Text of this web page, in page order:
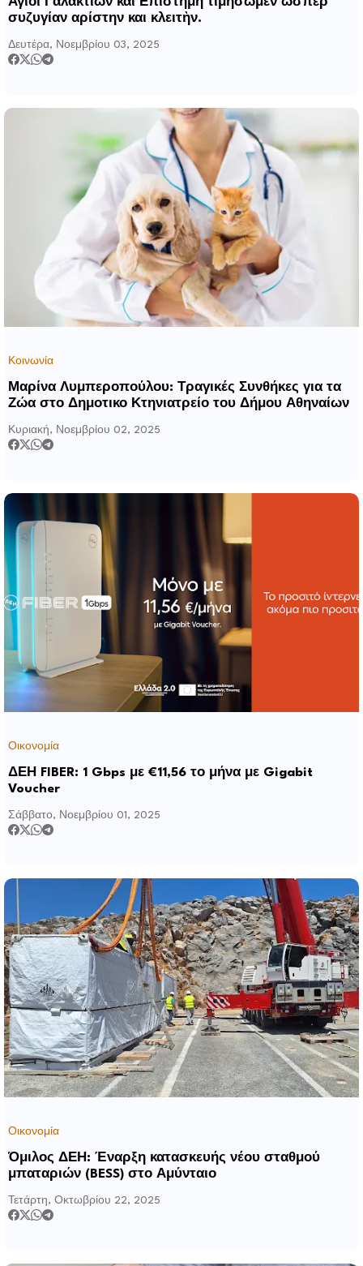
συζυγίαν αρίστην και κλειτὴν.
Δευτέρα, Νοεμβρίου 03, 2025
Κοινωνία
Μαρίνα Λυμπεροπούλου: Τραγικές Συνθήκες για τα
Ζώα στο Δημοτικο Κτηνιατρείο του Δήμου Αθηναίων
Κυριακή, Νοεμβρίου 02, 2025
Οικονομία
ΔΕΗ FIBER: 1 Gbps με €11,56 το μήνα με Gigabit
Voucher
Σάββατο, Νοεμβρίου 01, 2025
Οικονομία
Όμιλος ΔΕΗ: Έναρξη κατασκευής νέου σταθμού
μπαταριών (BESS) στο Αμύνταιο
Τετάρτη, Οκτωβρίου 22, 2025